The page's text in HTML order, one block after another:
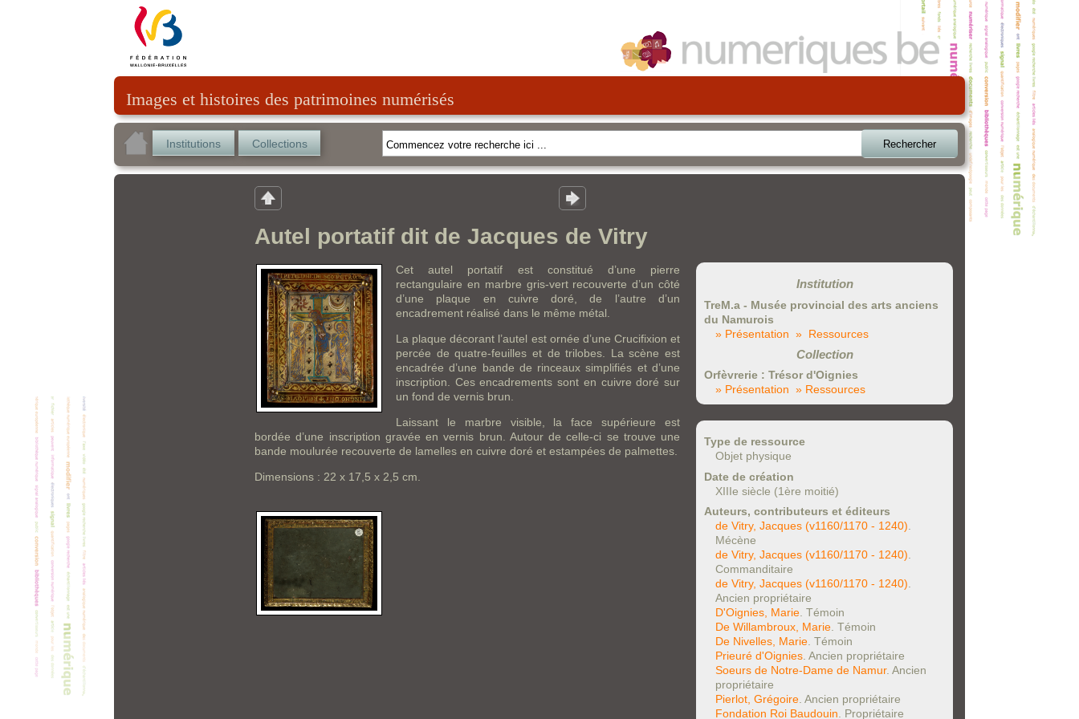
Images et histoires des patrimoines numérisés
Institutions Collections Rechercher
Autel portatif dit de Jacques de Vitry
Cet autel portatif est constitué d’une pierre
rectangulaire en marbre gris-vert recouverte d’un côté
d’une plaque en cuivre doré, de l’autre d’un
encadrement réalisé dans le même métal.
La plaque décorant l’autel est ornée d’une Crucifixion et
percée de quatre-feuilles et de trilobes. La scène est
encadrée d’une bande de rinceaux simplifiés et d’une
inscription. Ces encadrements sont en cuivre doré sur
un fond de vernis brun.
Laissant le marbre visible, la face supérieure est
bordée d’une inscription gravée en vernis brun. Autour de celle-ci se trouve une
bande moulurée recouverte de lamelles en cuivre doré et estampées de palmettes.
Dimensions : 22 x 17,5 x 2,5 cm.
Institution
TreM.a - Musée provincial des arts anciens
du Namurois
» Présentation » Ressources
Collection
Orfèvrerie : Trésor d'Oignies
» Présentation » Ressources
Type de ressource
Objet physique
Date de création
XIIIe siècle (1ère moitié)
Auteurs, contributeurs et éditeurs
de Vitry, Jacques (v1160/1170 - 1240).
Mécène
de Vitry, Jacques (v1160/1170 - 1240).
Commanditaire
de Vitry, Jacques (v1160/1170 - 1240).
Ancien propriétaire
D'Oignies, Marie. Témoin
De Willambroux, Marie. Témoin
De Nivelles, Marie. Témoin
Prieuré d'Oignies. Ancien propriétaire
Soeurs de Notre-Dame de Namur. Ancien
propriétaire
Pierlot, Grégoire. Ancien propriétaire
Fondation Roi Baudouin. Propriétaire